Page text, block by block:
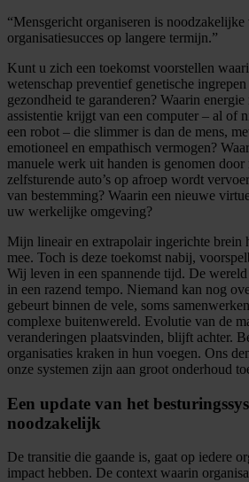
“Mensgericht organiseren is
organisatiesucces op langere termijn.”
Kunt u zich een toekomst voorstellen
wetenschap preventief genetische
gezondheid te garanderen? Waarin
assistentie krijgt van een computer – al of
een robot – die slimmer is dan de mens,
emotioneel en empathisch vermogen?
manuele werk uit handen is genomen door
zelfsturende auto’s op afroep wordt
van bestemming? Waarin een nieuwe
uw werkelijke omgeving?
Mijn lineair en extrapolair ingerichte brein
mee. Toch is deze toekomst nabij,
Wij leven in een spannende tijd. De
in een razend tempo. Niemand kan nog
gebeurt binnen de vele, soms
complexe buitenwereld. Evolutie van de
veranderingen plaatsvinden, blijft achter.
organisaties kraken in hun voegen. Ons
onze systemen zijn aan groot onderhoud
Een update van het
noodzakelijk
De transitie die gaande is, gaat op iedere
impact hebben. De context waarin